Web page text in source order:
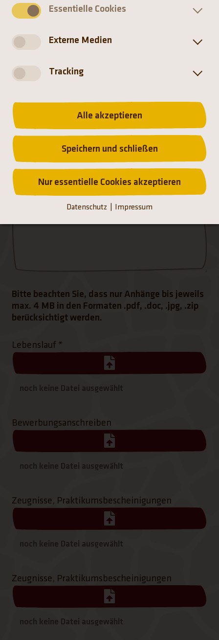
Nachname
Telefon
E-Mail*
Weitere Hinweise (möglicher Eintrittstermin,
Gehaltsvorstellungen etc.)
Bitte beachten Sie, dass nur Anhänge bis jeweils
max. 4 MB in den Formaten .pdf, .doc, .jpg, .zip
berücksichtigt werden.
Lebenslauf *
Bewerbungsanschreiben
Zeugnisse, Praktikumsbescheinigungen
Zeugnisse, Praktikumsbescheinigungen
Essentielle Cookies
Externe Medien
Tracking
Alle akzeptieren
Speichern und schließen
Nur essentielle Cookies akzeptieren
Datenschutz Impressum